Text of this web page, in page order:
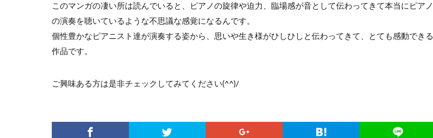
このマンガの凄い所は読んでいると、ピアノの旋律や迫力、臨場感が音として伝わってきて本当にピアノ
の演奏を聴いているような不思議な感覚になるんです。
個性豊かなピアニスト達が演奏する姿から、思いや生き様がひしひしと伝わってきて、とても感動できる
作品です。
ご興味ある方は是非チェックしてみてください(^^)/